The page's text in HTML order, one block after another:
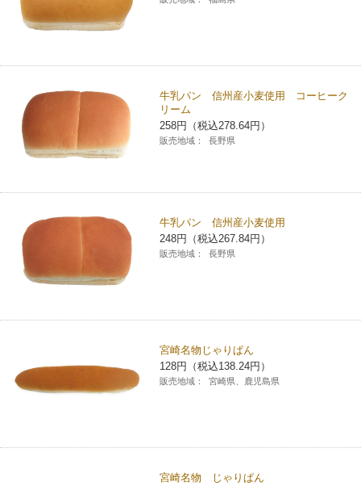
牛乳パン 信州産小麦使用 コーヒーク
リーム
258円（税込278.64円）
販売地域： 長野県
牛乳パン 信州産小麦使用
248円（税込267.84円）
販売地域： 長野県
宮崎名物じゃりぱん
128円（税込138.24円）
販売地域： 宮崎県、鹿児島県
宮崎名物 じゃりぱん